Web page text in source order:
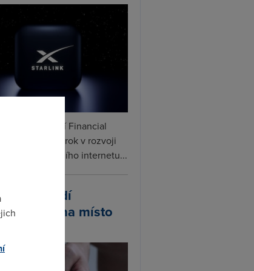
podle informací Financial
další krok v rozvoji
Vedle satelitního internetu...
zavádí
jména místo